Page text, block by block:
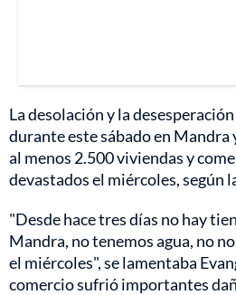
La desolación y la
durante este sábado en Mandra
al menos 2.500 viviendas y
devastados el miércoles, según
"Desde hace tres días no hay
Mandra, no tenemos agua, no
el miércoles", se lamentaba
comercio sufrió importantes